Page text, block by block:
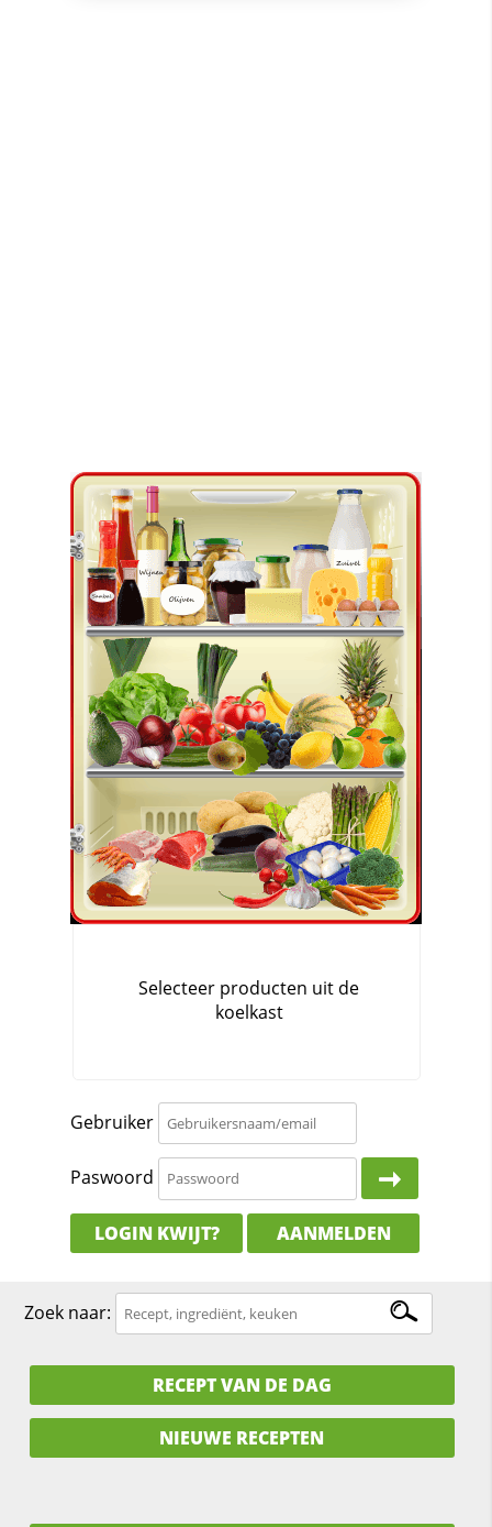
Gebruiker
Paswoord
LOGIN KWIJT? AANMELDEN
Zoek naar:
RECEPT VAN DE DAG
NIEUWE RECEPTEN